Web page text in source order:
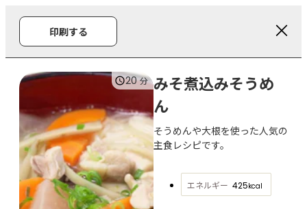
印刷する
20 分 みそ煮込みそうめ
ん
そうめんや大根を使った人気の
主食レシピです。
エネルギー 425kcal